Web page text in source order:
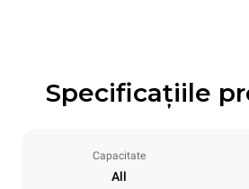
Specificațiile
Capacitate
All